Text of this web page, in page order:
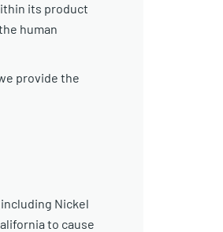
its product
human
provide the
Nickel
to cause